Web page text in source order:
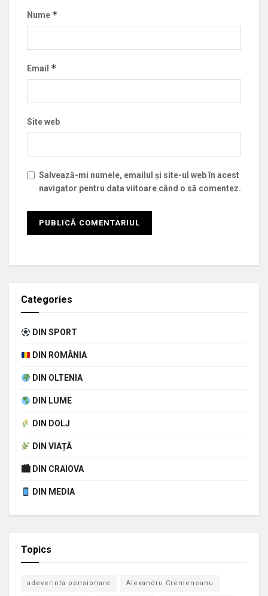
Nume *
Email *
Site web
Salvează-mi numele, emailul și site-ul web în acest
navigator pentru data viitoare când o să comentez.
Categories
DIN SPORT
DIN ROMÂNIA
DIN OLTENIA
DIN LUME
DIN DOLJ
DIN VIAȚĂ
🏙 DIN CRAIOVA
DIN MEDIA
Topics
adeverinta pensionare Alexandru Cremeneanu